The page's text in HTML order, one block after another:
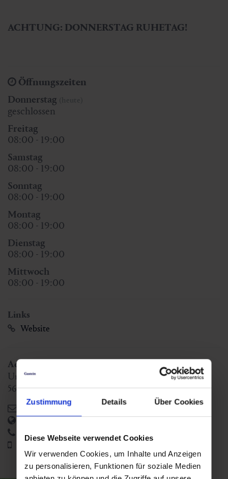
Zustimmung Details Über Cookies
Diese Webseite verwendet Cookies
Wir verwenden Cookies, um Inhalte und Anzeigen
zu personalisieren, Funktionen für soziale Medien
ACHTUNG: DONNERSTAG RUHETAG!
Öffnungszeiten
Donnerstag
geschlossen
Freitag
08:00 - 19:00
Samstag
08:00 - 19:00
Sonntag
08:00 - 19:00
Montag
08:00 - 19:00
Dienstag
08:00 - 19:00
Mittwoch
08:00 - 19:00
Links
Website
Adressen
Unterberg
5632Dorfgastein,AT
heinreichgut@sbg.at
https://www.heinreichgut.at
+43 6433 7316